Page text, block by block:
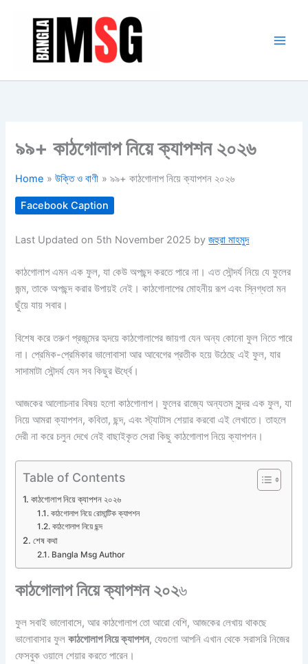
৯৯+ কাঠগোলাপ নিয়ে ক্যাপশন ২০২৬
Home উক্তি ও বাণী ৯৯+ কাঠগোলাপ নিয়ে ক্যাপশন ২০২৬
Facebook Caption
Last Updated on 5th November 2025 byজহুরা মাহমুদ
কাঠগোলাপ এমন এক ফুল, যা কেউ অপছন্দ করতে পারে না। এত সৌন্দর্য নিয়ে যে ফুলের
জন্ম, তাকে অপছন্দ করার উপায়ই নেই। কাঠগোলাপের মোহনীয় রূপ এবং স্নিগ্ধতা মন
ছুঁয়ে যায় সবার।
বিশেষ করে তরুণ প্রজন্মের হৃদয়ে কাঠগোলাপের জায়গা যেন অন্য কোনো ফুল নিতে পারে
না। প্রেমিক-প্রেমিকার ভালোবাসা আর আবেগের প্রতীক হয়ে উঠেছে এই ফুল, যার
সাদামাটা সৌন্দর্য যেন সব কিছুর ঊর্ধ্বে।
আজকের আলোচনার বিষয় হলো কাঠগোলাপ। ফুলের রাজ্যে অন্যতম সুন্দর এক ফুল, যা
নিয়ে আমরা ক্যাপশন, কবিতা, ছন্দ, এবং স্ট্যাটাস শেয়ার করবো এই লেখাতে। তাহলে
দেরী না করে চলুন দেখে নেই বাছাইকৃত সেরা কিছু কাঠগোলাপ নিয়ে ক্যাপশন।
Table of Contents
কাঠগোলাপ নিয়ে ক্যাপশন ২০২৬
কাঠগোলাপ নিয়ে রোমান্টিক ক্যাপশন
কাঠগোলাপ নিয়ে ছন্দ
শেষ কথা
Bangla Msg Author
কাঠগোলাপ নিয়ে ক্যাপশন ২০২৬
ফুল সবাই ভালোবাসে, আর কাঠগোলাপ তো আরো বেশি, আজকের লেখায় থাকছে
ভালোবাসার ফুলকাঠগোলাপ নিয়ে ক্যাপশন, যেগুলো আপনি এখান থেকে সরাসরি নিজের
ফেসবুক ওয়ালে শেয়ার করতে পারেন।